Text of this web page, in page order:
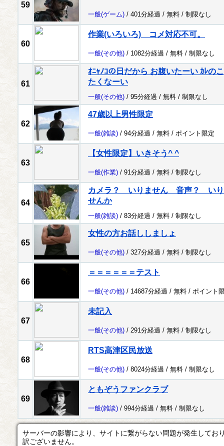
59
一般(ゲーム) / 401分経過 / 無料 / 制限なし
60
作業(いろいろ) コメ対応不可。
一般(その他) / 1082分経過 / 無料 / 制限なし
61
ｵﾆｬﾉｺの日だから お腹いたーい ｶﾚの
たくなーい
一般(その他) / 95分経過 / 無料 / 制限なし
62
47歳以上男性限定
一般(雑談) / 94分経過 / 無料 / ポイント限定
63
【女性限定】いきそう^ ^
一般(作業) / 91分経過 / 無料 / 制限なし
64
カメラ？ いりません 音声？ いり
せんか
一般(雑談) / 83分経過 / 無料 / 制限なし
65
女性の方お話ししましょ
一般(その他) / 327分経過 / 無料 / 制限なし
66
＝＝＝＝＝＝テスト
一般(その他) / 14687分経過 / 無料 / ポイント
67
未記入
一般(その他) / 291分経過 / 無料 / 制限なし
68
RTS高津区民放送
一般(その他) / 8024分経過 / 無料 / 制限なし
69
ともぞうファンクラブ
一般(雑談) / 994分経過 / 無料 / 制限なし
サーバーの影響により、サイトに繋がらない問題が発生してお
訳ございません。